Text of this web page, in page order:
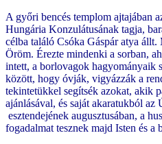
A győri bencés templom ajtajában
Hungária Konzulátusának tagja,
célba találó Csóka Gáspár atya
Öröm. Érezte mindenki a sorban,
intett, a borlovagok hagyományaik
között, hogy óvják, vigyázzák a
tekintetükkel segítsék azokat, akik
ajánlásával, és saját akaratukból
esztendejének augusztusában, a
fogadalmat tesznek majd Isten és a